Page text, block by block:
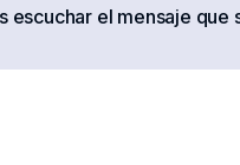
el mensaje que